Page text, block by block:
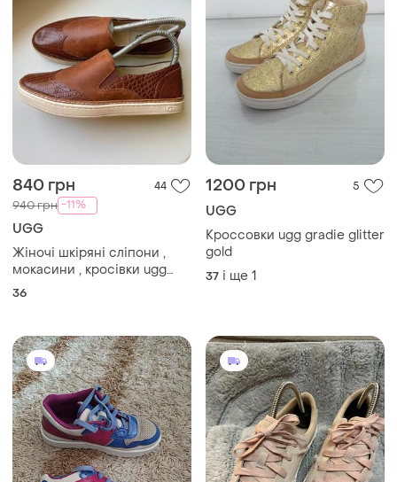
840 грн 44
940 грн -11%
UGG
Жіночі шкіряні сліпони ,
мокасини , кросівки ugg
hadria croco slip on trainers
36
1200 грн 5
UGG
Кроссовки ugg gradie glitter
gold
37 і ще 1